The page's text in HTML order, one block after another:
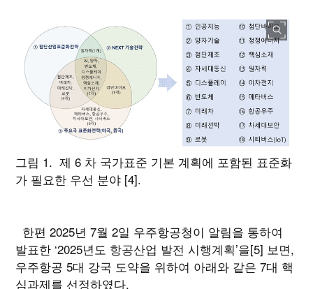
그림 1. 제 6 차 국가표준 기본 계획에 포함된 표준화
가 필요한 우선 분야 [4].
한편 2025년 7월 2일 우주항공청이 알림을 통하여
발표한 ‘2025년도 항공산업 발전 시행계획’을[5] 보면,
우주항공 5대 강국 도약을 위하여 아래와 같은 7대 핵
심과제를 선정하였다.